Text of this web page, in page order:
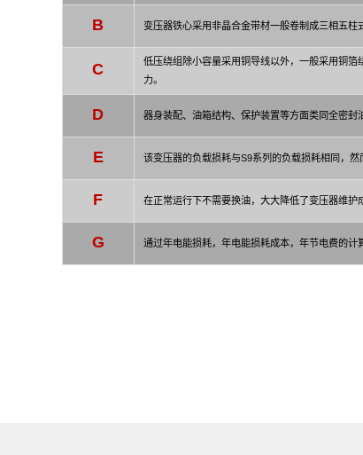
B 变压器铁心采用非晶合金带材一般卷制成三相五柱
C
低压绕组除小容量采用铜导线以外，一般采用铜
力。
D 器身装配、油箱结构、保护装置等方面类同全密封
E 该变压器的负载损耗与S9系列的负载损耗相同，
F 在正常运行下不需要换油，大大降低了变压器维护
G 通过年电能损耗，年电能损耗成本，年节电费的计